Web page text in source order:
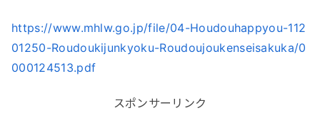
https://www.mhlw.go.jp/file/04-Houdouhappyou-112
01250-Roudoukijunkyoku-Roudoujoukenseisakuka/0
000124513.pdf
スポンサーリンク